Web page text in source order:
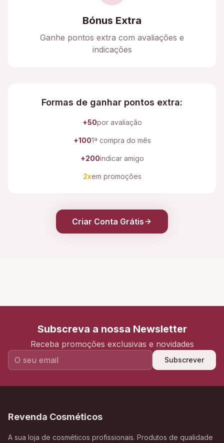
Bónus Extra
Ganhe pontos extra com avaliações e
indicações
Formas de ganhar pontos extra:
+50por avaliação
+1001ª compra do mês
+200indicar amigo
2xem promoções
Criar Conta Grátis
Subscreva a nossa Newsletter
Receba promoções exclusivas e novidades
Subscrever
Revenda Cosméticos
A sua loja de cosméticos profissionais. Produtos de qualidade